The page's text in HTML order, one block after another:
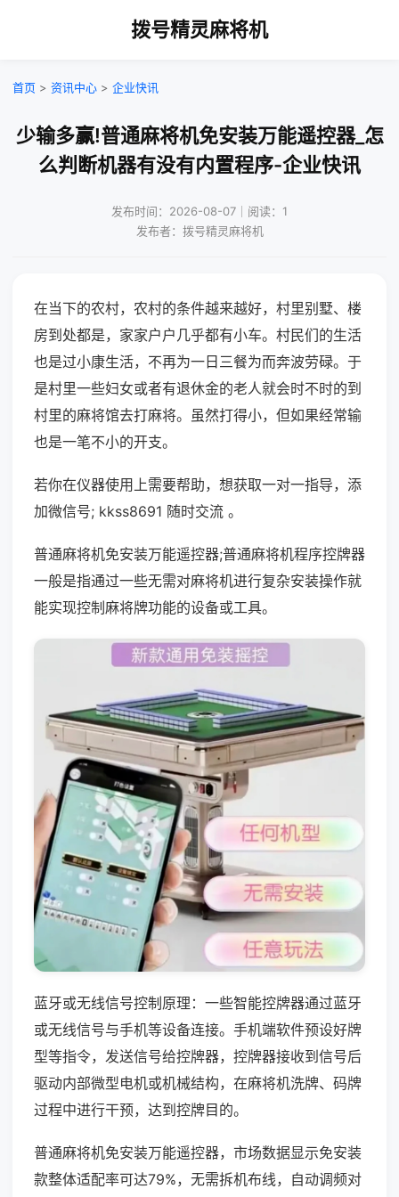
拨号精灵麻将机
首页 > 资讯中心 > 企业快讯
少输多赢!普通麻将机免安装万能遥控器_怎
么判断机器有没有内置程序-企业快讯
发布时间：2026-08-07｜阅读：1
发布者：拨号精灵麻将机
在当下的农村，农村的条件越来越好，村里别墅、楼
房到处都是，家家户户几乎都有小车。村民们的生活
也是过小康生活，不再为一日三餐为而奔波劳碌。于
是村里一些妇女或者有退休金的老人就会时不时的到
村里的麻将馆去打麻将。虽然打得小，但如果经常输
也是一笔不小的开支。
若你在仪器使用上需要帮助，想获取一对一指导，添
加微信号; kkss8691 随时交流 。
普通麻将机免安装万能遥控器;普通麻将机程序控牌器
一般是指通过一些无需对麻将机进行复杂安装操作就
能实现控制麻将牌功能的设备或工具。
蓝牙或无线信号控制原理：一些智能控牌器通过蓝牙
或无线信号与手机等设备连接。手机端软件预设好牌
型等指令，发送信号给控牌器，控牌器接收到信号后
驱动内部微型电机或机械结构，在麻将机洗牌、码牌
过程中进行干预，达到控牌目的。
普通麻将机免安装万能遥控器，市场数据显示免安装
款整体适配率可达79%，无需拆机布线，自动调频对